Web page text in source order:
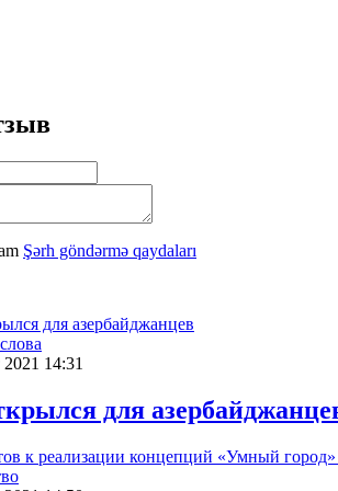
Şərh göndərmə qaydaları
14:31
для